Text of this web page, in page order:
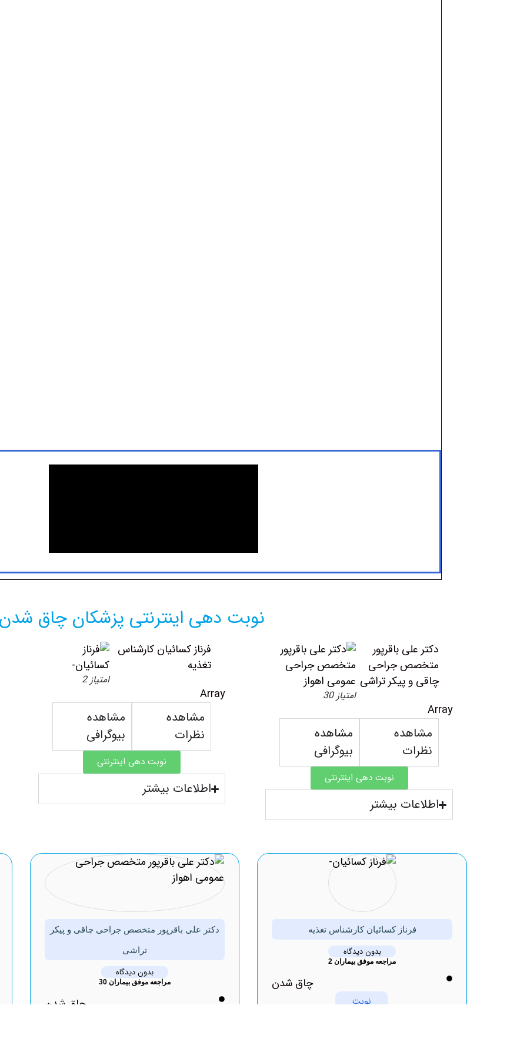
نوبت دهی اینترنتی پزشکان چاق
دکتر علی باقرپور
متخصص جراحی
چاقی و پیکر تراشی
امتیاز 30
Array
مشاهده
نظرات
مشاهده
بیوگرافی
نوبت دهی اینترنتی
اطلاعات بیشتر
فرناز کسائیان کارشناس
تغذیه
امتیاز 2
Array
مشاهده
نظرات
مشاهده
بیوگرافی
نوبت دهی اینترنتی
اطلاعات بیشتر
فرناز کسائیان کارشناس تغذیه
بدون دیدگاه
مراجعه موفق بیماران 2
چاق شدن
نوبت
دکتر علی باقرپور متخصص جراحی چاقی و پیکر
تراشی
بدون دیدگاه
مراجعه موفق بیماران 30
چاق شدن